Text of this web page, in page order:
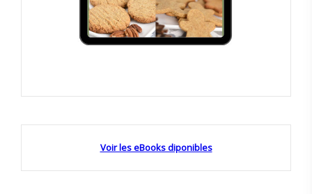
Voir les eBooks diponibles